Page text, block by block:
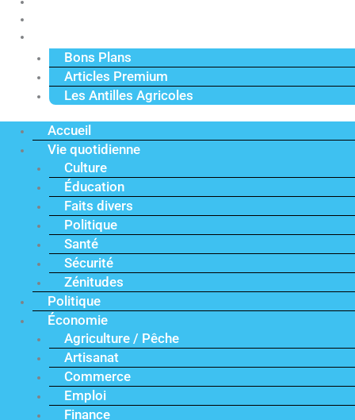
Bons Plans
Articles Premium
Les Antilles Agricoles
Accueil
Vie quotidienne
Culture
Éducation
Faits divers
Politique
Santé
Sécurité
Zénitudes
Politique
Économie
Agriculture / Pêche
Artisanat
Commerce
Emploi
Finance